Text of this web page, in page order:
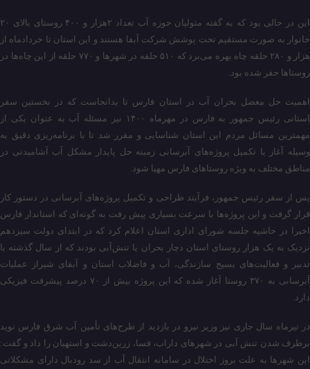
این در حالی بود که به گفته متولیان حوزه آب تعداد ۲هزار و ۴۰۰ روستای بالای ۲۰
خانوار به صورت مستقیم تحت پوشش شرکت آبفا هستند و این استان تا خردادماه از
هزار و ۲۸۰ حلقه چاه بهره می‌برد که ۵۱۰ حلقه در شهرها و ۷۷۰ حلقه از این چاه‌ها در
روستاها حفر شده بود.
اهمیت حل معضل بحران آب در استان فارس تا بدانجاست که در نخستین سفر
استانی رئیس جمهور به فارس در مهرماه ۱۴۰۰ نیز مسئله آب به عنوان یکی از
مهمترین مسائل مردم این استان شناسایی و مقرر شد تا با برنامه‌ریزی دقیق به
وسیله آغاز یا تکمیل پروژه‌های آبرسانی زمینه حل پایدار مشکل آب آشامیدنی در
مناطق مختلف به ویژه روستاهای فارس مهیا شود.
پس از سفر رئیس جمهور، فرآیند طراحی و تکمیل پروژه‌های آبرسانی در دستور کار
قرار گرفت و این پروژه‌ها با سرعت بسیاری پیش رفت به گونه‌ای که استاندار فارس
اخیرا در حاشیه جلسه شورای اداری استان اعلام کرد که در ابتدای دولت سیزدهم
نزدیک به یک هزار روستای استان دچار بحران یا تنش‌آبی بودند که از سال گذشته با
تدبیر و فعالیت‌های بسیج سازندگی، آب و فاضلاب استان و آبفای شیراز عملیات
آبرسانی به ۳۷۰ روستا آغاز شده که این پروژه‌ بیش از ۷۰ درصد پیشرفت فیزیکی
دارد.
در تیرماه سال جاری نیز وزیر نیرو در بازدید از طرح‌های تأمین آب شرق فارس نوید
برطرف شدن تنش آبی در شهرهای داراب، فسا، زرین‌دشت و استهبان را داد و گفت:
این شهرها به علت بروز اختلال در سامانه انتقال آب از سد رودبال دارای مشکلاتی